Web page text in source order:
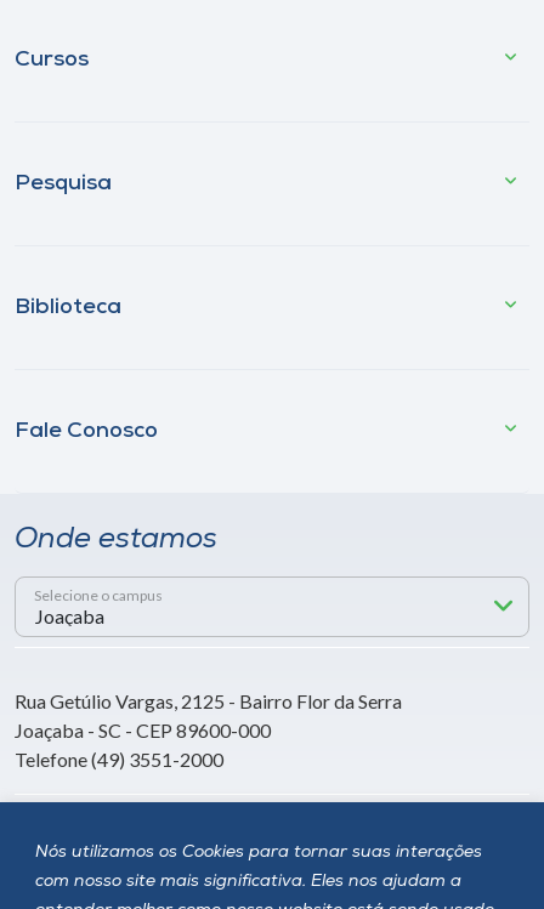
Nós utilizamos os Cookies para tornar suas interações
com nosso site mais significativa. Eles nos ajudam a
Cursos
Pesquisa
Biblioteca
Fale Conosco
Onde estamos
Selecione o campus
Rua Getúlio Vargas, 2125 - Bairro Flor da Serra
Joaçaba - SC - CEP 89600-000
Telefone (49) 3551-2000
Siga a Unoesc